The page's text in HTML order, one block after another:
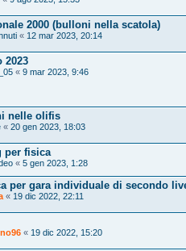
2000 (bulloni nella scatola)
« 12 mar 2023, 20:14
2023
« 9 mar 2023, 9:46
nelle olifis
« 20 gen 2023, 18:03
per fisica
« 5 gen 2023, 1:28
per gara individuale di secondo
« 19 dic 2022, 22:11
« 19 dic 2022, 15:20